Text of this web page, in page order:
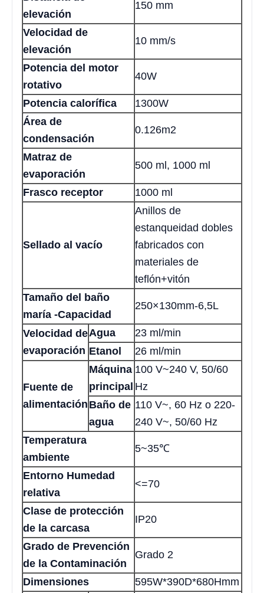
elevación
150 mm
Velocidad de
elevación
10 mm/s
Potencia del motor
rotativo
40W
Potencia calorífica
1300W
Área de
condensación
0.126m2
Matraz de
evaporación
500 ml, 1000 ml
Frasco receptor 1000 ml
Sellado al vacío
Anillos de
estanqueidad dobles
fabricados con
materiales de
teflón+vitón
Tamaño del baño
maría -Capacidad
250×130mm-6,5L
Velocidad de
evaporación
Agua
23 ml/min
Etanol
26 ml/min
Fuente de
alimentación
Máquina
principal
100 V~240 V, 50/60
Hz
Baño de
agua
110 V~, 60 Hz o 220-
240 V~, 50/60 Hz
Temperatura
ambiente
5~35℃
Entorno Humedad
relativa
<=70
Clase de protección
de la carcasa
IP20
Grado de Prevención
de la Contaminación
Grado 2
Dimensiones 595W*390D*680Hmm